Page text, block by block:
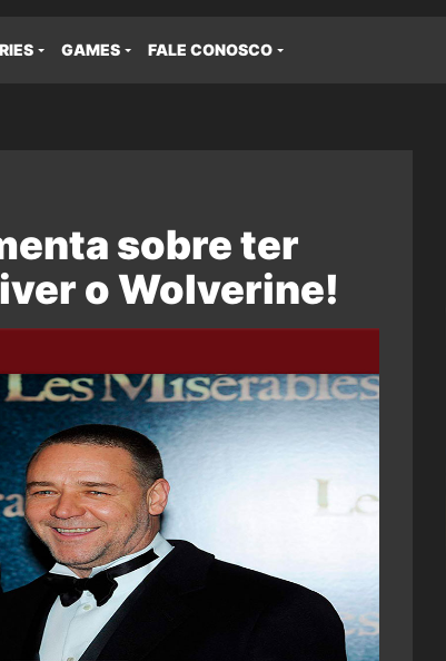
GAMES FALE CONOSCO
sobre ter
o Wolverine!